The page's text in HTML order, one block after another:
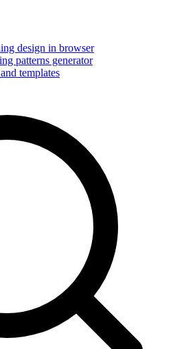
design in browser
patterns generator
templates